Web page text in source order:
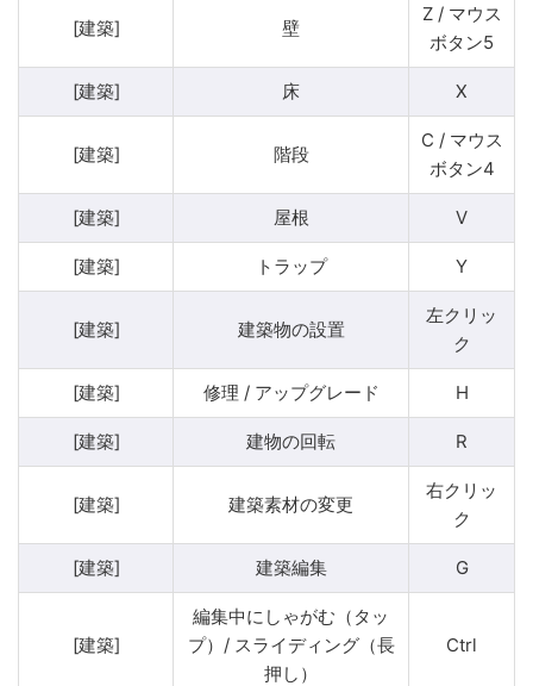
[建築] 壁
Z / マウス
ボタン5
[建築] 床 X
[建築] 階段
C / マウス
ボタン4
[建築] 屋根 V
[建築] トラップ Y
[建築] 建築物の設置
左クリッ
ク
[建築] 修理 / アップグレード H
[建築] 建物の回転 R
[建築] 建築素材の変更
右クリッ
ク
[建築] 建築編集 G
[建築]
編集中にしゃがむ（タッ
プ）/ スライディング（長
押し）
Ctrl